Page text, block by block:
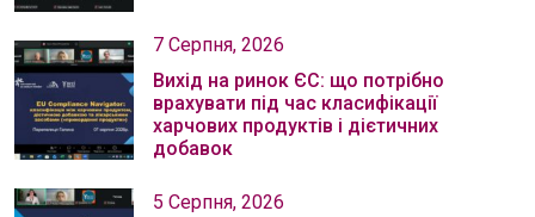
7 Серпня, 2026
Вихід на ринок ЄС: що потрібно
врахувати під час класифікації
харчових продуктів і дієтичних
добавок
5 Серпня, 2026